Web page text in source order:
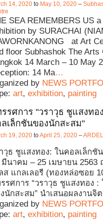
14, 2020 to May 10, 2020 –
SEA REMEMBERS US
by SURACHAI
at Art
floor Subhashok The Arts
14 March – 10 May
14 Ma…
by NEWS
art, exhibition, painting
รศการ "วราวุธ ชูแสงทอ
เล็กชันของนักสะสม"
19, 2020 toApril 25, 2020 –
วุธ ชูแสงทอง: ในคอลเล็กชั
มีนาคม – 25 เมษายน 2563
ส แกลเลอรี (ทองหล่อซอย
รศการ “วราวุธ ชูแสงทอง
นักสะสม” นำเสนอผลงานจิ
by NEWS
art, exhibition, painting